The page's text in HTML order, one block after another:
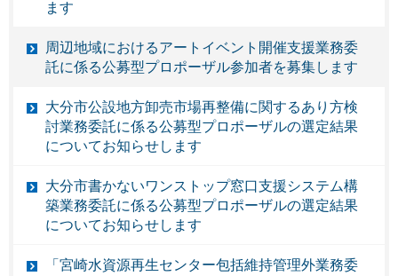
ます
周辺地域におけるアートイベント開催支援業務委
託に係る公募型プロポーザル参加者を募集します
大分市公設地方卸売市場再整備に関するあり方検
討業務委託に係る公募型プロポーザルの選定結果
についてお知らせします
大分市書かないワンストップ窓口支援システム構
築業務委託に係る公募型プロポーザルの選定結果
についてお知らせします
「宮崎水資源再生センター包括維持管理外業務委